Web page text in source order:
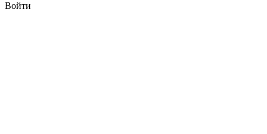
Войти